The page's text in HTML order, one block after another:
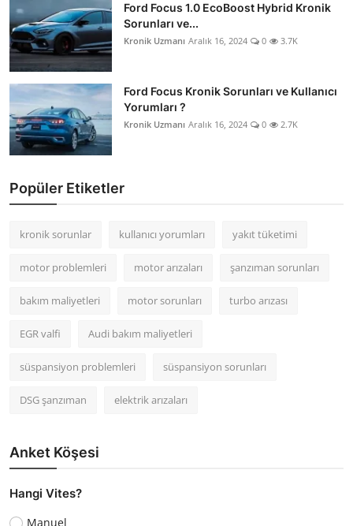
Ford Focus 1.0 EcoBoost Hybrid Kronik
Sorunları ve...
Kronik Uzmanı Aralık 16, 2024 0 3.7K
Ford Focus Kronik Sorunları ve Kullanıcı
Yorumları ?
Kronik Uzmanı Aralık 16, 2024 0 2.7K
Popüler Etiketler
kronik sorunlar kullanıcı yorumları yakıt tüketimi
motor problemleri motor arızaları şanzıman sorunları
bakım maliyetleri motor sorunları turbo arızası
EGR valfi Audi bakım maliyetleri
süspansiyon problemleri süspansiyon sorunları
DSG şanzıman elektrik arızaları
Anket Köşesi
Hangi Vites?
Manuel